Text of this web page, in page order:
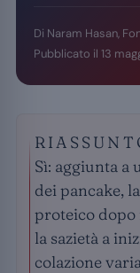
Di Naram Hasan,
Pubblicato il 13
Sì: aggiunta a
dei pancake, la
proteico
la sazietà a
colazione